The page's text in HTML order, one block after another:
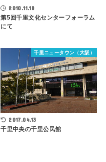
2010.11.18
第5回千里文化センターフォーラム
にて
千里ニュータウン（大阪）
2017.04.13
千里中央の千里公民館